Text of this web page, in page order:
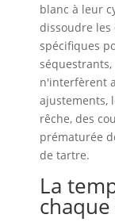
blanc à leur
dissoudre les
spécifiques
n'interfèrent
ajustements,
rêche, des
prématurée
de tartre.
La